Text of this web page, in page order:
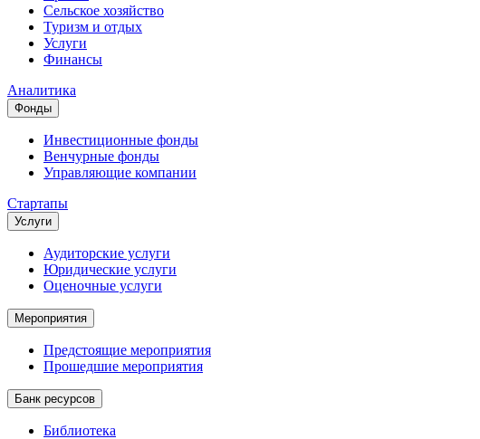
Сельское хозяйство
Туризм и отдых
Услуги
Финансы
Аналитика
Фонды
Инвестиционные фонды
Венчурные фонды
Управляющие компании
Стартапы
Услуги
Аудиторские услуги
Юридические услуги
Оценочные услуги
Мероприятия
Предстоящие мероприятия
Прошедшие мероприятия
Банк ресурсов
Библиотека